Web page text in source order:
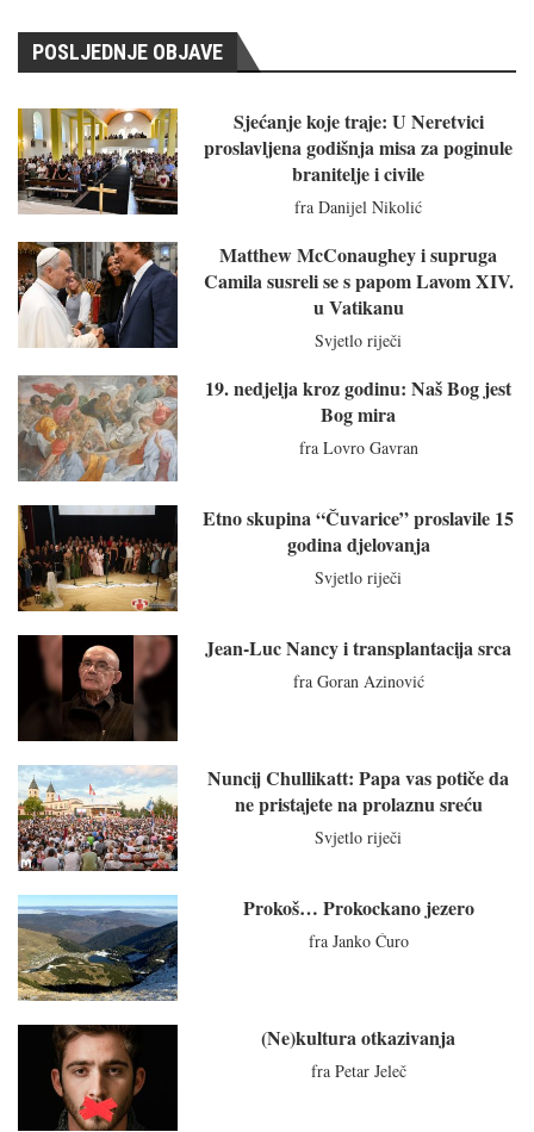
POSLJEDNJE OBJAVE
Sjećanje koje traje: U Neretvici
proslavljena godišnja misa za poginule
branitelje i civile
fra Danijel Nikolić
Matthew McConaughey i supruga
Camila susreli se s papom Lavom XIV.
u Vatikanu
Svjetlo riječi
19. nedjelja kroz godinu: Naš Bog jest
Bog mira
fra Lovro Gavran
Etno skupina “Čuvarice” proslavile 15
godina djelovanja
Svjetlo riječi
Jean-Luc Nancy i transplantacija srca
fra Goran Azinović
Nuncij Chullikatt: Papa vas potiče da
ne pristajete na prolaznu sreću
Svjetlo riječi
Prokoš… Prokockano jezero
fra Janko Ćuro
(Ne)kultura otkazivanja
fra Petar Jeleč